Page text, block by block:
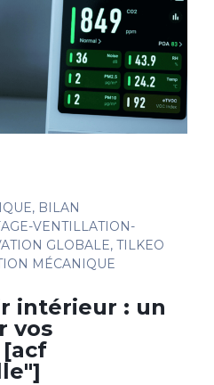
, BILAN
VENTILLATION-
GLOBALE, TILKEO
MÉCANIQUE
intérieur : un
vos
[acf